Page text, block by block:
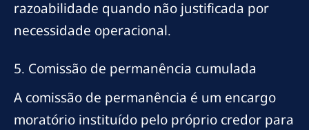
razoabilidade quando não justificada por
necessidade operacional.
5. Comissão de permanência cumulada
A comissão de permanência é um encargo
moratório instituído pelo próprio credor para